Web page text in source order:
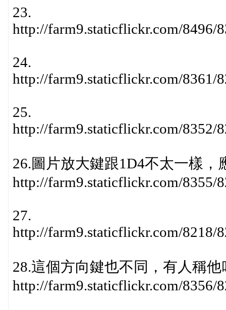
23.
http://farm9.staticflickr.com/8496/
24.
http://farm9.staticflickr.com/8361/
25.
http://farm9.staticflickr.com/8352/
26.圖片放大鍵跟1D4不太一樣
http://farm9.staticflickr.com/8355/
27.
http://farm9.staticflickr.com/8218/
28.這個方向鍵也不同，有人稱他
http://farm9.staticflickr.com/8356/